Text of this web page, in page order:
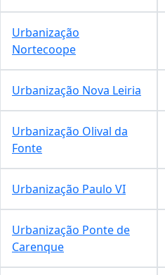
Urbanização
Nortecoope
Urbanização Nova Leiria
Urbanização Olival da
Fonte
Urbanização Paulo VI
Urbanização Ponte de
Carenque